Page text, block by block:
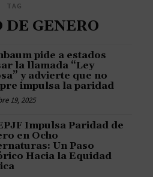
TAG
GENERO
pide a estados
la llamada “Ley
y advierte que no
impulsa la paridad
19, 2025
Impulsa Paridad de
en Ocho
Un Paso
Hacia la Equidad